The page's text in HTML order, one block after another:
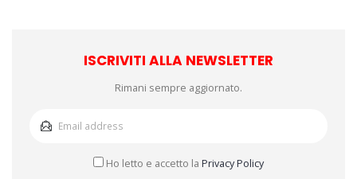
ISCRIVITI ALLA NEWSLETTER
Rimani sempre aggiornato.
Ho letto e accetto la Privacy Policy